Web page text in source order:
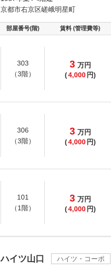
京都市右京区嵯峨明星町
部屋番号(階) 賃料 (管理費等)
303
（3階）
3 万円
(4,000 円)
306
（3階）
3 万円
(4,000 円)
101
（1階）
3 万円
(4,000 円)
ハイツ山口
ハイツ・コーポ